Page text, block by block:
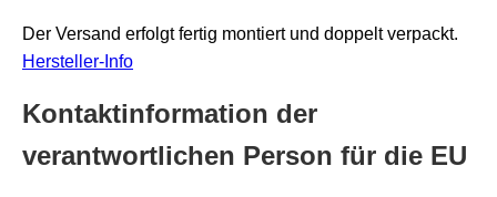
Der Versand erfolgt fertig montiert und doppelt verpackt.
Hersteller-Info
Kontaktinformation der
verantwortlichen Person für die EU